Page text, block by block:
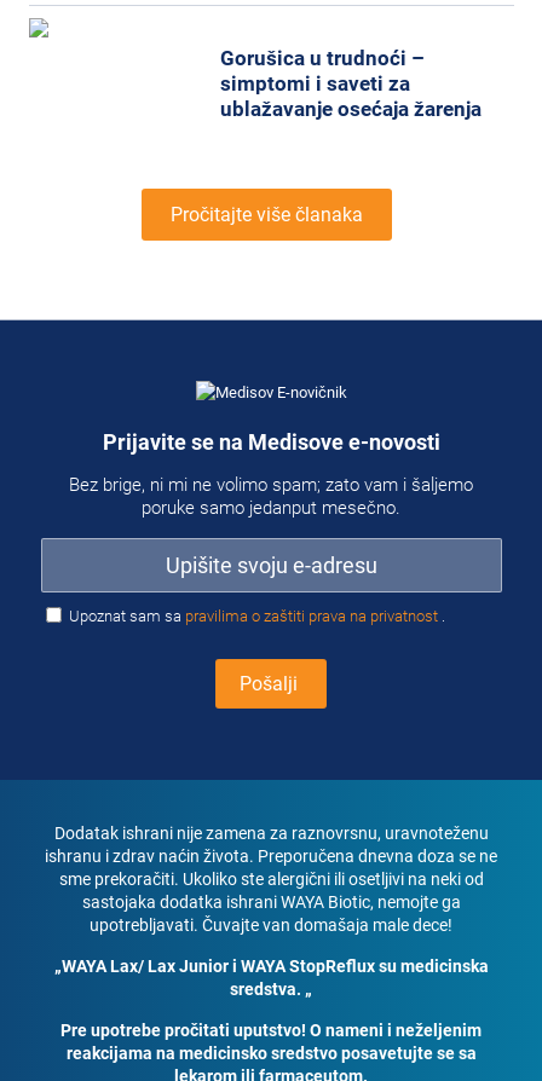
Gorušica u trudnoći –
simptomi i saveti za
ublažavanje osećaja žarenja
Pročitajte više članaka
Prijavite se na Medisove e-novosti
Bez brige, ni mi ne volimo spam; zato vam i šaljemo
poruke samo jedanput mesečno.
Upoznat sam sa pravilima o zaštiti prava na privatnost
Dodatak ishrani nije zamena za raznovrsnu, uravnoteženu
ishranu i zdrav naćin života. Preporučena dnevna doza se ne
sme prekoračiti. Ukoliko ste alergični ili osetljivi na neki od
sastojaka dodatka ishrani WAYA Biotic, nemojte ga
upotrebljavati. Čuvajte van domašaja male dece!
„WAYA Lax/ Lax Junior i WAYA StopReflux su medicinska
sredstva. „
Pre upotrebe pročitati uputstvo! O nameni i neželjenim
reakcijama na medicinsko sredstvo posavetujte se sa
lekarom ili farmaceutom.